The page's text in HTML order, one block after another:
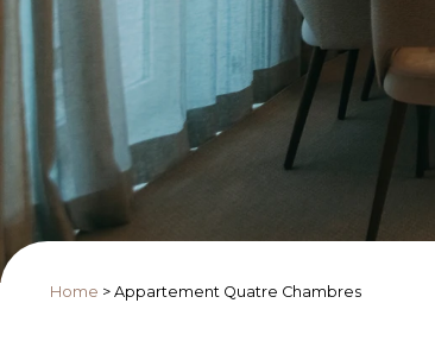
Home > Appartement Quatre Chambres